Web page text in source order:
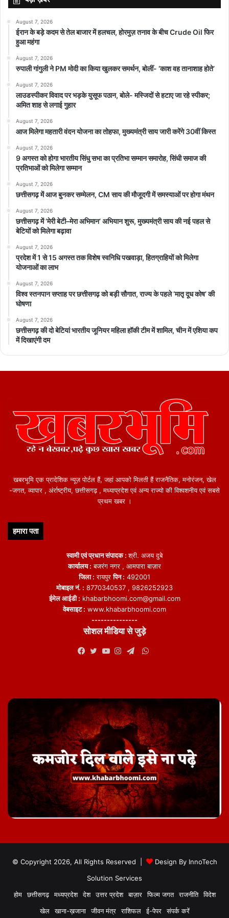
August 7, 2026
ईरान के बड़े कदम से तेल बाजार में हलचल, होरमुज़ तनाव के बीच Crude Oil फिर
हुआ महंगा
August 7, 2026
रुपाली गांगुली ने PM मोदी का किया खुलकर समर्थन, बोलीं- ‘काश वह तानाशाह होते’
August 7, 2026
लाउडस्पीकर विवाद पर भड़के युसूफ पठान, बोले- मस्जिदों से हटाए जा रहे स्पीकर;
अमित शाह से लगाई गुहार
August 7, 2026
आज मिलेगा महतारी वंदन योजना का तोहफा, मुख्यमंत्री साय जारी करेंगे 30वीं किस्त
August 7, 2026
9 अगस्त को होगा भारतीय सिंधु सभा का प्रतिभा सम्मान समारोह, सिंधी समाज की
प्रतिभाओं को मिलेगा सम्मान
August 7, 2026
छत्तीसगढ़ में आज बुनकर सम्मेलन, CM साय की मौजूदगी में समस्याओं पर होगा मंथन
August 7, 2026
छत्तीसगढ़ में ‘मेरी बेटी–मेरा अभिमान’ अभियान शुरू, मुख्यमंत्री साय की नई पहल से
बेटियों को मिलेगा बढ़ावा
August 7, 2026
प्रदेश में 1 से 15 अगस्त तक विशेष स्वनिधि पखवाड़ा, हितग्राहियों को मिलेगा
योजनाओं का लाभ
August 7, 2026
विश्व स्तनपान सप्ताह पर छत्तीसगढ़ को बड़ी सौगात, राज्य के पहले ‘मातृ दूध कोष’ की
घोषणा
August 7, 2026
छत्तीसगढ़ की दो बेटियां भारतीय जूनियर महिला हॉकी टीम में शामिल, चीन में एशिया कप
में दिखाएंगी दम
खबरभूमि एक प्रादेशिक न्यूज़ पोर्टल हैं, जहां आपको मिलती हैं राजनैतिक, मनोरंजन, खेल
-जगत, व्यापार , अंर्राष्ट्रीय, छत्तीसगढ़ , मध्याप्रदेश एवं अन्य राज्यो की विश्वशनीय एवं सबसे
प्रथम खबर ।
हमारा पता
स्वामी एवं प्रधान संपादक :श्री. अजय दुबे
कार्यालय : बजरंग नगर , आमपारा बाज़ार
जिला : रायपुरपिन : 492001
मोबाइल नं. : 8770340537 , 9826252923
ईमेल आईडी : khabarbhoomi.com@gmail.com
वेबसाइट : www.khabarbhoomi.com
---------------
सोशल मीडिया से जुड़े
WhatsApp
© Copyright 2026, All Rights Reserved | Design By InnoTech
Solution Services
होम
छत्तीसगढ़ मध्यप्रदेश देश उत्तर प्रदेश बाज़ार फिल्म जगत राजनीति
विदेश
खेल
खाना-ख़जाना जीवन मंत्र राशिफल ई-पेपर संपर्क करें